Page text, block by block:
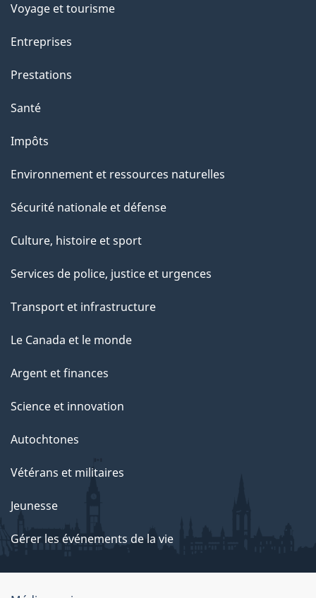
Voyage et tourisme
Entreprises
Prestations
Santé
Impôts
Environnement et ressources naturelles
Sécurité nationale et défense
Culture, histoire et sport
Services de police, justice et urgences
Transport et infrastructure
Le Canada et le monde
Argent et finances
Science et innovation
Autochtones
Vétérans et militaires
Jeunesse
Gérer les événements de la vie